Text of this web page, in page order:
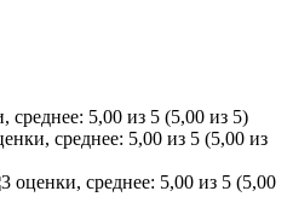
(5,00 из 5)
(5,00 из
(5,00